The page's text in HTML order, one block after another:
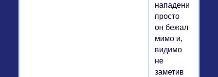
нападение,
просто
он бежал
мимо и,
видимо
не
заметив